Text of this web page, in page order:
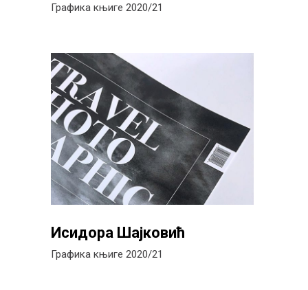
Графика књиге 2020/21
Исидора Шајковић
Графика књиге 2020/21